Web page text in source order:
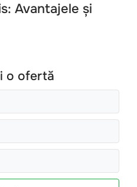
Avantajele și
o ofertă